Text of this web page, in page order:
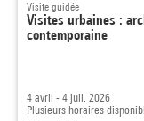
Visite guidée
Visites urbaines :
contemporaine
4 avril - 4 juil. 2026
Plusieurs horaires